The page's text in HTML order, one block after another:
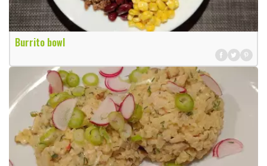
Burrito bowl